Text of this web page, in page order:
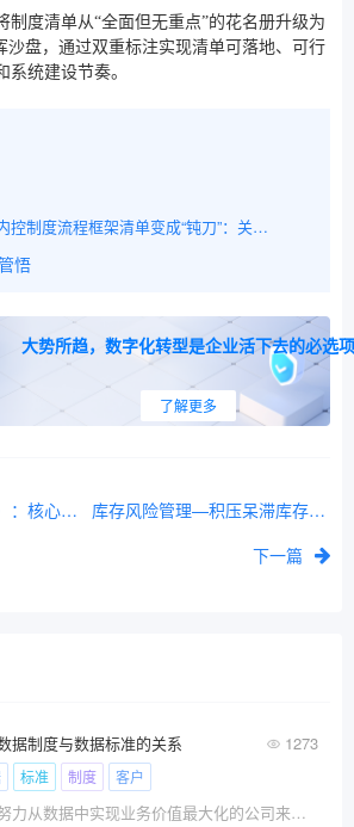
制度清单从“全面但无重点”的花名册升级为
沙盘，通过双重标注实现清单可落地、可行
系统建设节奏。
别让内控制度流程框架清单变成“钝刀”：关键在于标注“轻重缓急”！
悟
大势所趋，数字化转型是企业活下去的必选项
了解更多
国资穿透式监管（二）：核心内涵之全级次、全链条、全过程、全要素解析
库存风险管理—积压呆滞库存如何管控？
下一篇
据制度与数据标准的关系 1273
标准 制度 客户
对于努力从数据中实现业务价值最大化的公司来说，